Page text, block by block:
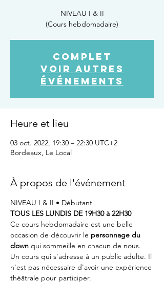
NIVEAU I & II
(Cours hebdomadaire)
COMPLET
Voir autres
événements
Heure et lieu
03 oct. 2022, 19:30 – 22:30 UTC+2
Bordeaux, Le Local
À propos de l'événement
NIVEAU I & II • Débutant
TOUS LES LUNDIS DE 19H30 à 22H30
Ce cours hebdomadaire est une belle
occasion de découvrir le personnage du
clown qui sommeille en chacun de nous.
Un cours qui s'adresse à un public adulte. Il
n'est pas nécessaire d'avoir une expérience
théâtrale pour participer.